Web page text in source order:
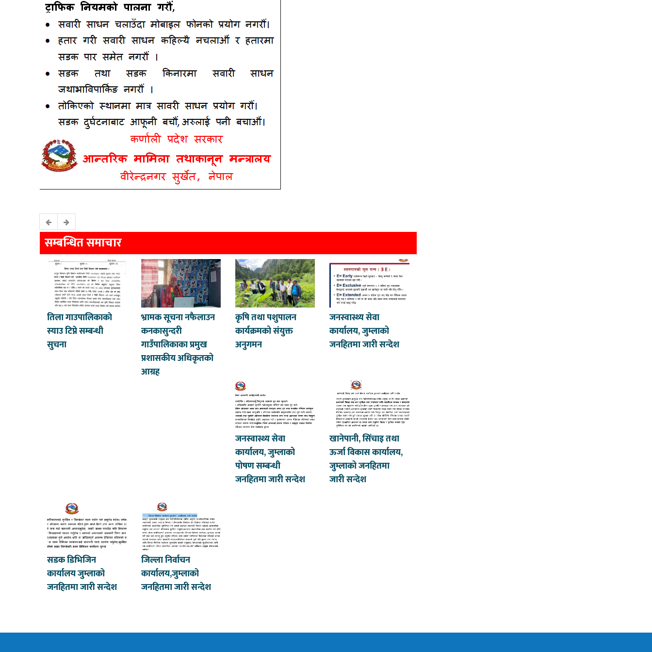
सम्बन्धित समाचार
तिला गाउपालिकाकाे
स्याउ टिप्ने सम्बन्धी
सुचना
भ्रामक सूचना नफैलाउन
कनकासुन्दरी
गाउँपालिकाका प्रमुख
प्रशासकीय अधिकृतको
आग्रह
कृषि तथा पशुपालन
कार्यक्रमको संयुक्त
अनुगमन
जनस्वास्थ्य सेवा
कार्यालय, जुम्लाको
जनहितमा जारी सन्देश
जनस्वास्थ्य सेवा
कार्यालय, जुम्लाको
पोषण सम्बन्धी
जनहितमा जारी सन्देश
खानेपानी, सिंचाइ तथा
ऊर्जा विकास कार्यालय,
जुम्लाको जनहितमा
जारी सन्देश
सडक डिभिजिन
कार्यालय जुम्लाको
जनहितमा जारी सन्देश
जिल्ला निर्वाचन
कार्यालय,जुम्लाको
जनहितमा जारी सन्देश